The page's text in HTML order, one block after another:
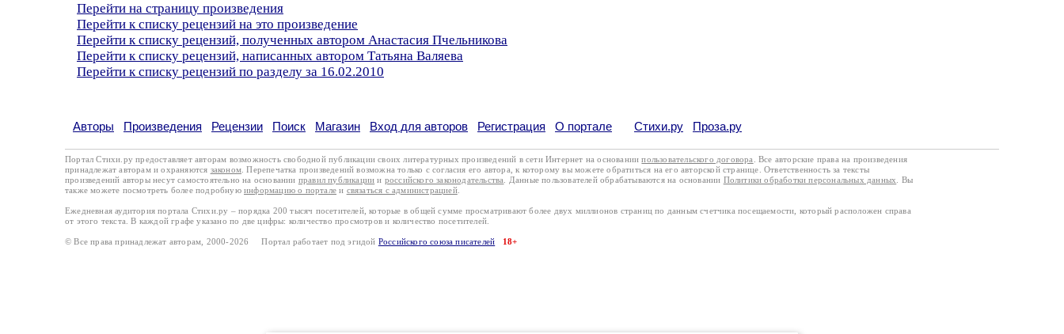
Перейти на страницу произведения
Перейти к списку рецензий на это произведение
Перейти к списку рецензий, полученных автором Анастасия Пчельникова
Перейти к списку рецензий, написанных автором Татьяна Валяева
Перейти к списку рецензий по разделу за 16.02.2010
Авторы Произведения Рецензии Поиск Магазин Вход для авторов Регистрация О портале Стихи.ру Проза.ру
Портал Стихи.ру предоставляет авторам возможность свободной публикации своих литературных произведений в сети Интернет на основаниипользовательского договора
. Все авторские права на произведения
принадлежат авторам и охраняются законом . Перепечатка произведений возможна только с согласия его автора, к которому вы можете обратиться на его авторской странице. Ответственность за тексты
произведений авторы несут самостоятельно на основании правил публикации и российского законодательства . Данные пользователей обрабатываются на основании Политики обработки персональных данных
. Вы
также можете посмотреть более подробную информацию о портале и связаться с администрацией.
Ежедневная аудитория портала Стихи.ру – порядка 200 тысяч посетителей, которые в общей сумме просматривают более двух миллионов страниц по данным счетчика посещаемости, который расположен справа
от этого текста. В каждой графе указано по две цифры: количество просмотров и количество посетителей.
© Все права принадлежат авторам, 2000-2026 Портал работает под эгидой Российского союза писателей 18+